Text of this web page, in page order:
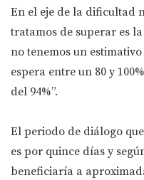
En el eje de la dificultad
tratamos de superar es
no tenemos un
espera entre un 80 y
del 94%”.
El periodo de diálogo
es por quince días y
beneficiaría a